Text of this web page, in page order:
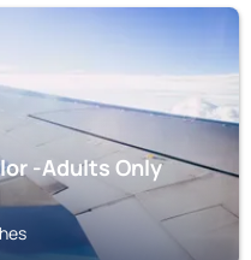
-Adults Only